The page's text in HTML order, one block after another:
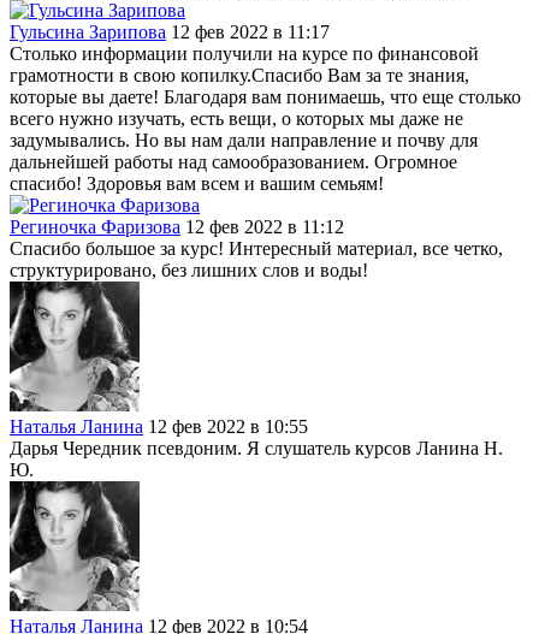
Гульсина Зарипова 12 фев 2022 в 11:17
Столько информации получили на курсе по финансовой
грамотности в свою копилку.Спасибо Вам за те знания,
которые вы даете! Благодаря вам понимаешь, что еще столько
всего нужно изучать, есть вещи, о которых мы даже не
задумывались. Но вы нам дали направление и почву для
дальнейшей работы над самообразованием. Огромное
спасибо! Здоровья вам всем и вашим семьям!
Региночка Фаризова 12 фев 2022 в 11:12
Спасибо большое за курс! Интересный материал, все четко,
структурировано, без лишних слов и воды!
Наталья Ланина 12 фев 2022 в 10:55
Дарья Чередник псевдоним. Я слушатель курсов Ланина Н.
Ю.
Наталья Ланина 12 фев 2022 в 10:54